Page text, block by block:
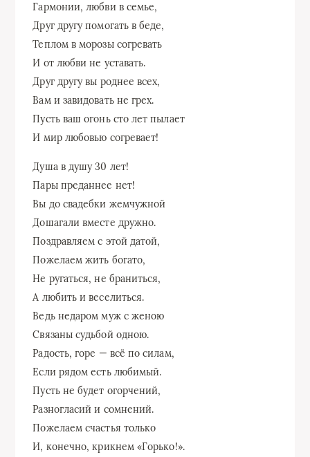
Гармонии, любви в семье,
Друг другу помогать в беде,
Теплом в морозы согревать
И от любви не уставать.
Друг другу вы роднее всех,
Вам и завидовать не грех.
Пусть ваш огонь сто лет пылает
И мир любовью согревает!
Душа в душу 30 лет!
Пары преданнее нет!
Вы до свадебки жемчужной
Дошагали вместе дружно.
Поздравляем с этой датой,
Пожелаем жить богато,
Не ругаться, не браниться,
А любить и веселиться.
Ведь недаром муж с женою
Связаны судьбой одною.
Радость, горе — всё по силам,
Если рядом есть любимый.
Пусть не будет огорчений,
Разногласий и сомнений.
Пожелаем счастья только
И, конечно, крикнем «Горько!».